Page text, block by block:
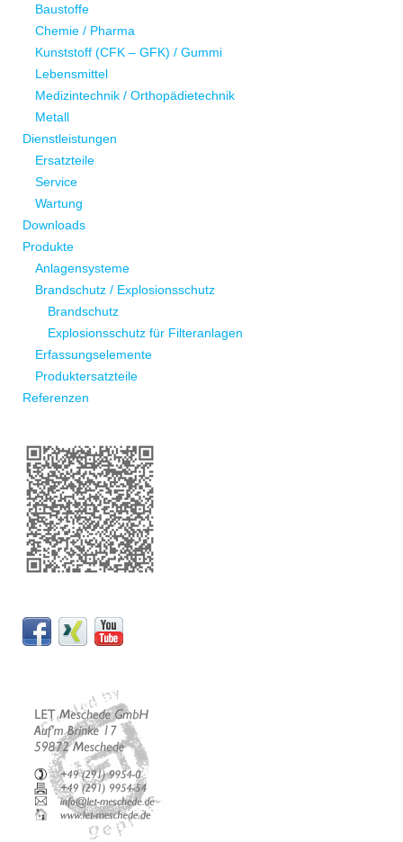
Baustoffe
Chemie / Pharma
Kunststoff (CFK – GFK) / Gummi
Lebensmittel
Medizintechnik / Orthopädietechnik
Metall
Dienstleistungen
Ersatzteile
Service
Wartung
Downloads
Produkte
Anlagensysteme
Brandschutz / Explosionsschutz
Brandschutz
Explosionsschutz für Filteranlagen
Erfassungselemente
Produktersatzteile
Referenzen